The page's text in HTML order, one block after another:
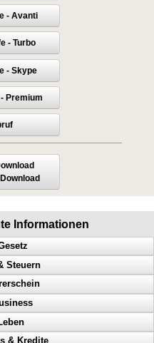
- Avanti
- Turbo
- Skype
Premium
Informationen
Richter
Sachbearbeiter, Antrag
Ämter, Behörden
Zahlungsaufschub
Gericht, Behörden
Steuern
Steuern
Steuerbescheid
Beamte
Radarfalle, Polizeikontrolle
Punkte
Doppel Content
& Kredite